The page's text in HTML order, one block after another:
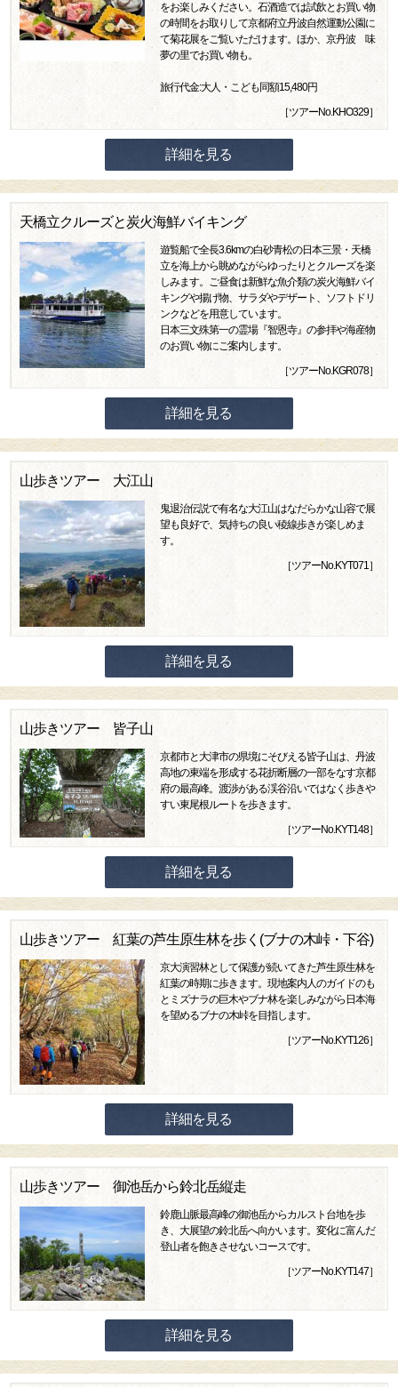
をお楽しみください。石酒造では試飲とお買い物
の時間をお取りして京都府立丹波自然運動公園に
て菊花展をご覧いただけます。ほか、京丹波 味
夢の里でお買い物も。
旅行代金:大人・こども同額15,480円
［ツアーNo.KHO329］
詳細を見る
天橋立クルーズと炭火海鮮バイキング
遊覧船で全長3.6kmの白砂青松の日本三景・天橋
立を海上から眺めながらゆったりとクルーズを楽
しみます。ご昼食は新鮮な魚介類の炭火海鮮バイ
キングや揚げ物、サラダやデザート、ソフトドリ
ンクなどを用意しています。
日本三文殊第一の霊場『智恩寺』の参拝や海産物
のお買い物にご案内します。
［ツアーNo.KGR078］
詳細を見る
山歩きツアー 大江山
鬼退治伝説で有名な大江山はなだらかな山容で展
望も良好で、気持ちの良い稜線歩きが楽しめま
す。
［ツアーNo.KYT071］
詳細を見る
山歩きツアー 皆子山
京都市と大津市の県境にそびえる皆子山は、丹波
高地の東端を形成する花折断層の一部をなす京都
府の最高峰。渡渉がある渓谷沿いではなく歩きや
すい東尾根ルートを歩きます。
［ツアーNo.KYT148］
詳細を見る
山歩きツアー 紅葉の芦生原生林を歩く(ブナの木峠・下谷)
京大演習林として保護が続いてきた芦生原生林を
紅葉の時期に歩きます。現地案内人のガイドのも
とミズナラの巨木やブナ林を楽しみながら日本海
を望めるブナの木峠を目指します。
［ツアーNo.KYT126］
詳細を見る
山歩きツアー 御池岳から鈴北岳縦走
鈴鹿山脈最高峰の御池岳からカルスト台地を歩
き、大展望の鈴北岳へ向かいます。変化に富んだ
登山者を飽きさせないコースです。
［ツアーNo.KYT147］
詳細を見る